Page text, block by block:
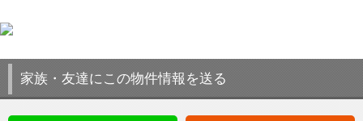
家族・友達にこの物件情報を送る